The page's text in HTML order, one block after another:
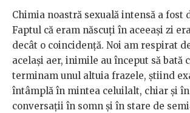
Chimia noastră sexuală intensă a fost
Faptul că eram născuţi în aceeaşi zi
decât o coincidenţă. Noi am respirat
acelaşi aer, inimile au început să bată
terminam unul altuia frazele, ştiind
întâmplă în mintea celuilalt, chiar şi
conversaţii în somn şi în stare de